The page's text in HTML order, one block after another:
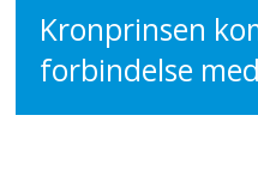
Kronprinsen
forbindelse